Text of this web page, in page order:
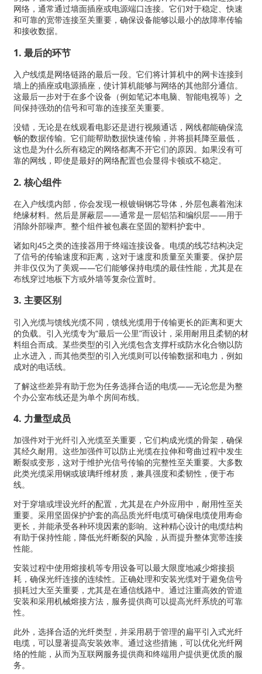
网络，通常通过墙面插座或电源端口连接。它们对于稳定、快速
和可靠的宽带连接至关重要，确保设备能够以最小的故障率传输
和接收数据。
1. 最后的环节
入户线缆是网络链路的最后一段。它们将计算机中的网卡连接到
墙上的插座或电源插座，使计算机能够与网络的其他部分通信。
这最后一步对于在多个设备（例如笔记本电脑、智能电视等）之
间保持强劲的信号和可靠的连接至关重要。
没错，无论是在线观看电影还是进行视频通话，网线都能确保流
畅的数据传输。它们能帮助数据快速传输，并将损耗降至最低，
这也是为什么所有稳定的网络都离不开它们的原因。如果没有可
靠的网线，即使是最好的网络配置也会显得卡顿或不稳定。
2. 核心组件
在入户线缆内部，你会发现一根镀铜钢芯导体，外层包裹着泡沫
绝缘材料。然后是屏蔽层——通常是一层铝箔和编织层——用于
消除外部噪声。整个组件被包裹在坚固的塑料护套中。
诸如RJ45之类的连接器用于终端连接设备。电缆的线芯结构决定
了信号的传输速度和距离，这对于速度和质量至关重要。保护层
并非仅仅为了美观——它们能够保持电缆的最佳性能，尤其是在
布线穿过地板下方或外墙等复杂位置时。
3. 主要区别
引入光缆与馈线光缆不同，馈线光缆用于传输更长的距离和更大
的负载。引入光缆专为“最后一公里”而设计，采用耐用且柔韧的材
料组合而成。某些类型的引入光缆包含支撑杆或防水化合物以防
止水进入，而其他类型的引入光缆则可以传输数据和电力，例如
成对的电话线。
了解这些差异有助于您为任务选择合适的电缆——无论您是为整
个办公室布线还是为单个房间布线。
4. 力量型成员
加强件对于光纤引入光缆至关重要，它们构成光缆的骨架，确保
其经久耐用。这些加强件可以防止光缆在拉伸和弯曲过程中发生
断裂或变形，这对于维护光信号传输的完整性至关重要。大多数
此类光缆采用钢或玻璃纤维材质，兼具强度和柔韧性，便于布
线。
对于穿墙或埋设光纤的配置，尤其是在户外应用中，耐用性至关
重要。采用坚固保护护套的高品质光纤电缆可确保电缆使用寿命
更长，并能承受各种环境因素的影响。这种精心设计的电缆结构
有助于保持性能，降低光纤断裂的风险，从而提升整体宽带连接
性能。
安装过程中使用熔接机等专用设备可以最大限度地减少熔接损
耗，确保光纤连接的连续性。正确处理和安装光缆对于避免信号
损耗过大至关重要，尤其是在通信线路中。通过注重高效的管道
安装和采用机械熔接方法，服务提供商可以提高光纤系统的可靠
性。
此外，选择合适的光纤类型，并采用易于管理的扁平引入式光纤
电缆，可以显著提高安装效率。通过这些措施，可以优化光纤网
络的性能，从而为互联网服务提供商和终端用户提供更优质的服
务。